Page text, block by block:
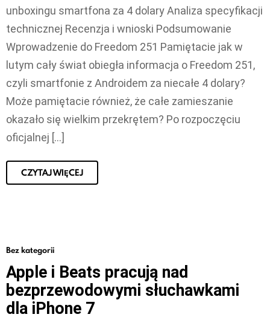
unboxingu smartfona za 4 dolary Analiza specyfikacji
technicznej Recenzja i wnioski Podsumowanie
Wprowadzenie do Freedom 251 Pamiętacie jak w
lutym cały świat obiegła informacja o Freedom 251,
czyli smartfonie z Androidem za niecałe 4 dolary?
Może pamiętacie również, że całe zamieszanie
okazało się wielkim przekrętem? Po rozpoczęciu
oficjalnej […]
CZYTAJ WIĘCEJ
Bez kategorii
Apple i Beats pracują nad
bezprzewodowymi słuchawkami
dla iPhone 7